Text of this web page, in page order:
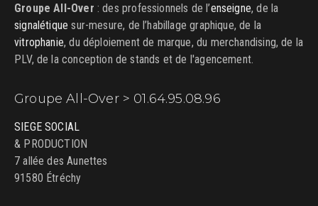
Groupe All-Over : des professionnels de l’enseigne, de la
signalétique sur-mesure, de l’habillage graphique, de la
vitrophanie, du déploiement de marque, du merchandising, de la
PLV, de la conception de stands et de l'agencement.
Groupe All-Over > 01.64.95.08.96
SIEGE SOCIAL
& PRODUCTION
7 allée des Aunettes
91580 Étréchy